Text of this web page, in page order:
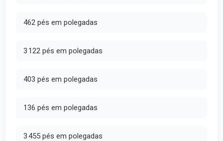
462 pés em polegadas
3 122 pés em polegadas
403 pés em polegadas
136 pés em polegadas
3 455 pés em polegadas